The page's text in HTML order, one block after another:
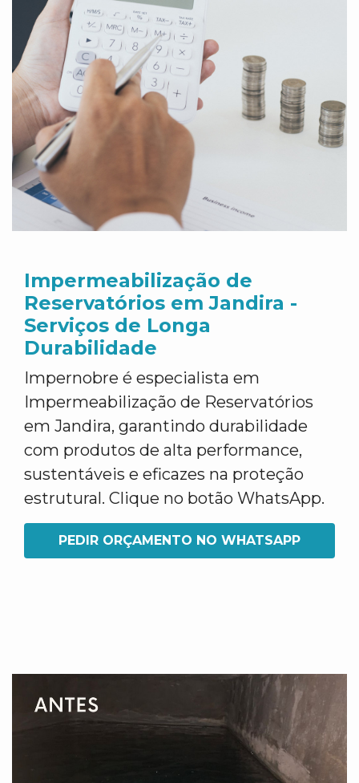
Impermeabilização de
Reservatórios em Jandira -
Serviços de Longa
Durabilidade
Impernobre é especialista em
Impermeabilização de Reservatórios
em Jandira, garantindo durabilidade
com produtos de alta performance,
sustentáveis e eficazes na proteção
estrutural. Clique no botão WhatsApp.
PEDIR ORÇAMENTO NO WHATSAPP